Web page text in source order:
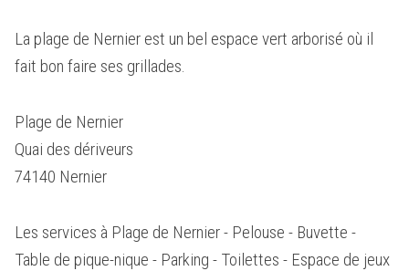
La plage de Nernier est un bel espace vert arborisé où il
fait bon faire ses grillades.
Plage de Nernier
Quai des dériveurs
74140 Nernier
Les services à Plage de Nernier - Pelouse - Buvette -
Table de pique-nique - Parking - Toilettes - Espace de jeux